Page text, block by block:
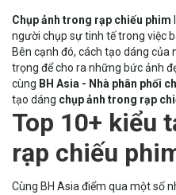
Chụp ảnh trong rạp chiếu phim
người chụp sự tinh tế trong việc
Bên cạnh đó, cách tạo dáng
trọng để cho ra những bức ảnh
cùng BH Asia - Nhà phân phối
tạo dáng chụp ảnh trong rạp
Top 10+ kiểu
rạp chiếu
Cùng BH Asia điểm qua một số